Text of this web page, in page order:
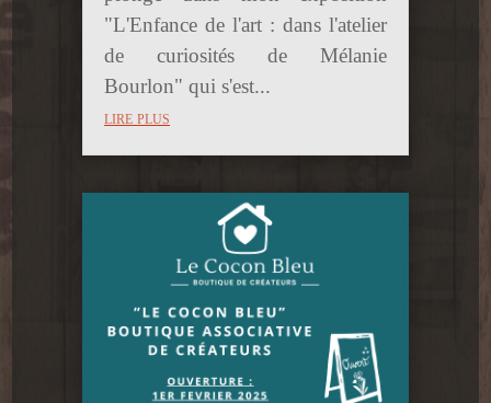
"L'Enfance de l'art : dans l'atelier
de curiosités de Mélanie
Bourlon" qui s'est...
lire plus